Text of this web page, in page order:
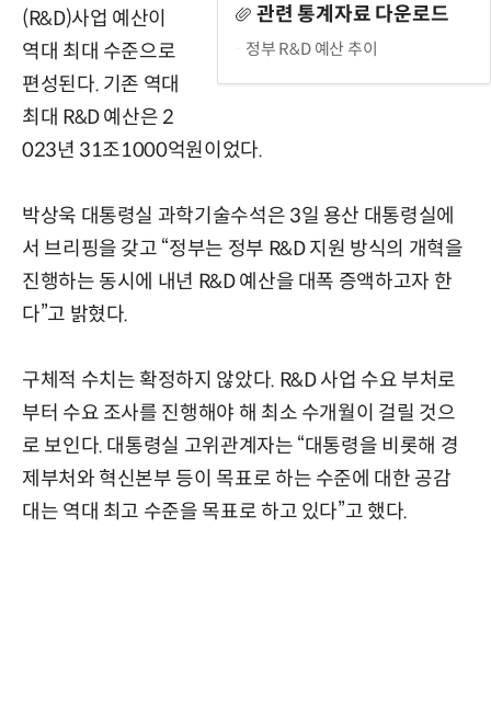
관련 통계자료 다운로드
정부 R&D 예산 추이
(R&D)사업 예산이
역대 최대 수준으로
편성된다. 기존 역대
최대 R&D 예산은 2
023년 31조1000억원이었다.
박상욱 대통령실 과학기술수석은 3일 용산 대통령실에
서 브리핑을 갖고 “정부는 정부 R&D 지원 방식의 개혁을
진행하는 동시에 내년 R&D 예산을 대폭 증액하고자 한
다”고 밝혔다.
구체적 수치는 확정하지 않았다. R&D 사업 수요 부처로
부터 수요 조사를 진행해야 해 최소 수개월이 걸릴 것으
로 보인다. 대통령실 고위관계자는 “대통령을 비롯해 경
제부처와 혁신본부 등이 목표로 하는 수준에 대한 공감
대는 역대 최고 수준을 목표로 하고 있다”고 했다.